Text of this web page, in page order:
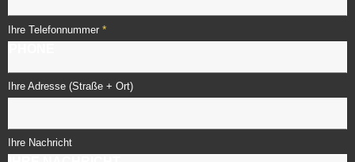
Ihre Telefonnummer *
Ihre Adresse (Straße + Ort)
Ihre Nachricht